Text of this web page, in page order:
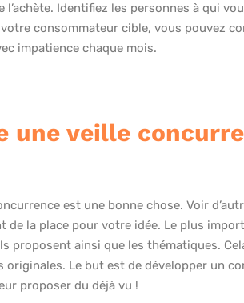
l’achète. Identifiez les personnes à qui
consommateur cible, vous pouvez
impatience chaque mois.
une veille
est une bonne chose. Voir
de la place pour votre idée. Le plus
proposent ainsi que les thématiques.
originales. Le but est de développer un
proposer du déjà vu !